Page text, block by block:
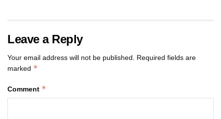
Leave a Reply
Your email address will not be published. Required fields are
marked *
Comment *